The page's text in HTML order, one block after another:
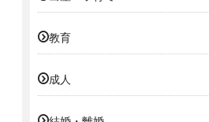
教育
成人